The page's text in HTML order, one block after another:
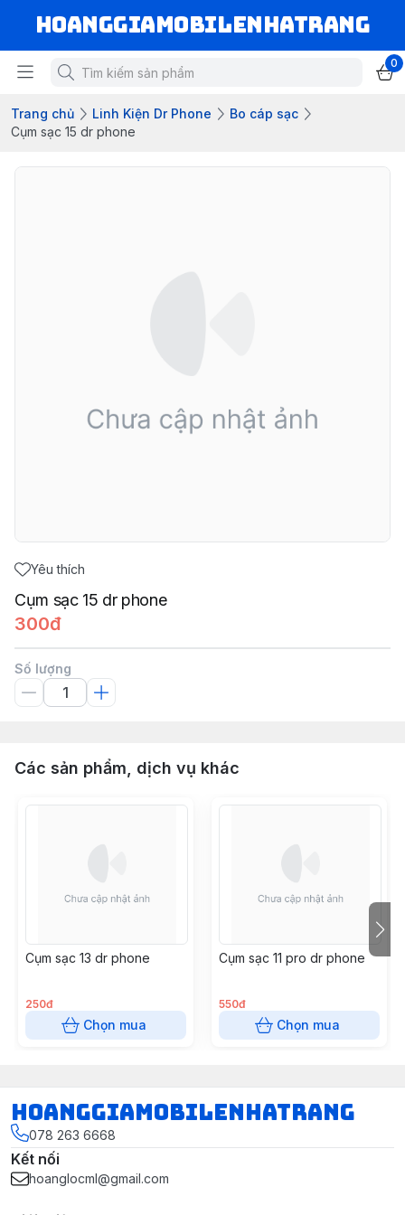
hoanggiamobilenhatrang
0
Trang chủ Linh Kiện Dr Phone
Bo cáp sạc
Cụm sạc 15 dr phone
Yêu thích
Cụm sạc 15 dr phone
300đ
Số lượng
Các sản phẩm, dịch vụ khác
Cụm sạc 13 dr phone
250đ
Chọn mua
Cụm sạc 11 pro dr phone
550đ
Chọn mua
hoanggiamobilenhatrang
078 263 6668
Kết nối
hoanglocml@gmail.com